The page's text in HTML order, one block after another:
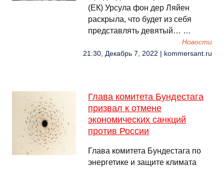
(ЕК) Урсула фон дер Ляйен
раскрыла, что будет из себя
представлять девятый… …
Новости
21:30, Декабрь 7, 2022 | kommersant.ru
Глава комитета Бундестага
призвал к отмене
экономических санкций
против России
Глава комитета Бундестага по
энергетике и защите климата